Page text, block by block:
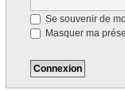
Se souvenir de
Masquer ma